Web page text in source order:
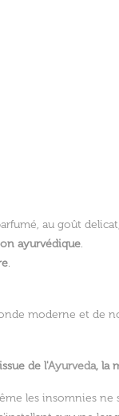
au goût
ayurvédique.
.
moderne et de
de l'Ayurveda, la
les insomnies